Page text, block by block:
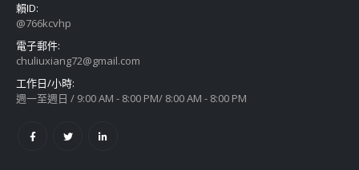
賴ID:
@766kcvhp
電子郵件:
chuliuxiang72@gmail.com
工作日/小時:
週一至週日 / 9:00 AM - 8:00 PM/ 8:00 AM - 8:00 PM